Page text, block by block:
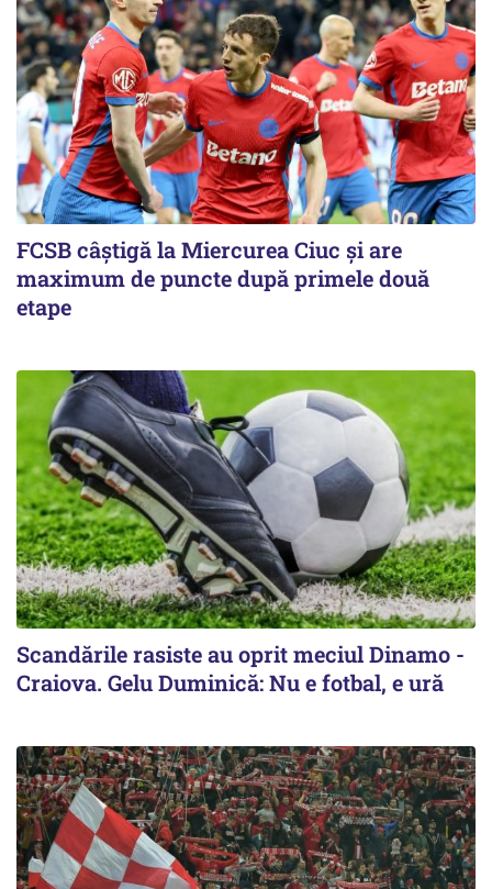
FCSB câştigă la Miercurea Ciuc şi are
maximum de puncte după primele două
etape
Scandările rasiste au oprit meciul Dinamo -
Craiova. Gelu Duminică: Nu e fotbal, e ură